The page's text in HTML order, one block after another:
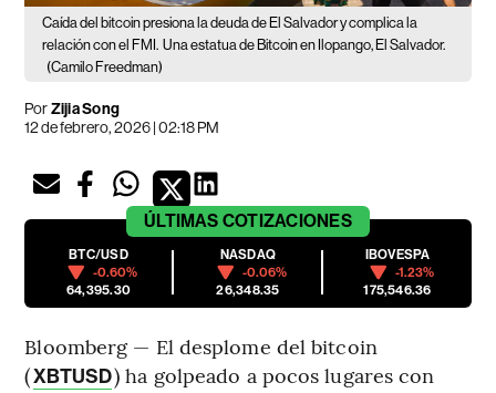
Caída del bitcoin presiona la deuda de El Salvador y complica la
relación con el FMI. Una estatua de Bitcoin en Ilopango, El Salvador.
(Camilo Freedman)
PorZijia Song
12 de febrero, 2026 | 02:18 PM
ÚLTIMAS COTIZACIONES
BTC/USD
-0.60%
64,395.30
NASDAQ
-0.06%
26,348.35
IBOVESPA
-1.23%
175,546.36
Bloomberg — El desplome del bitcoin
(XBTUSD) ha golpeado a pocos lugares con